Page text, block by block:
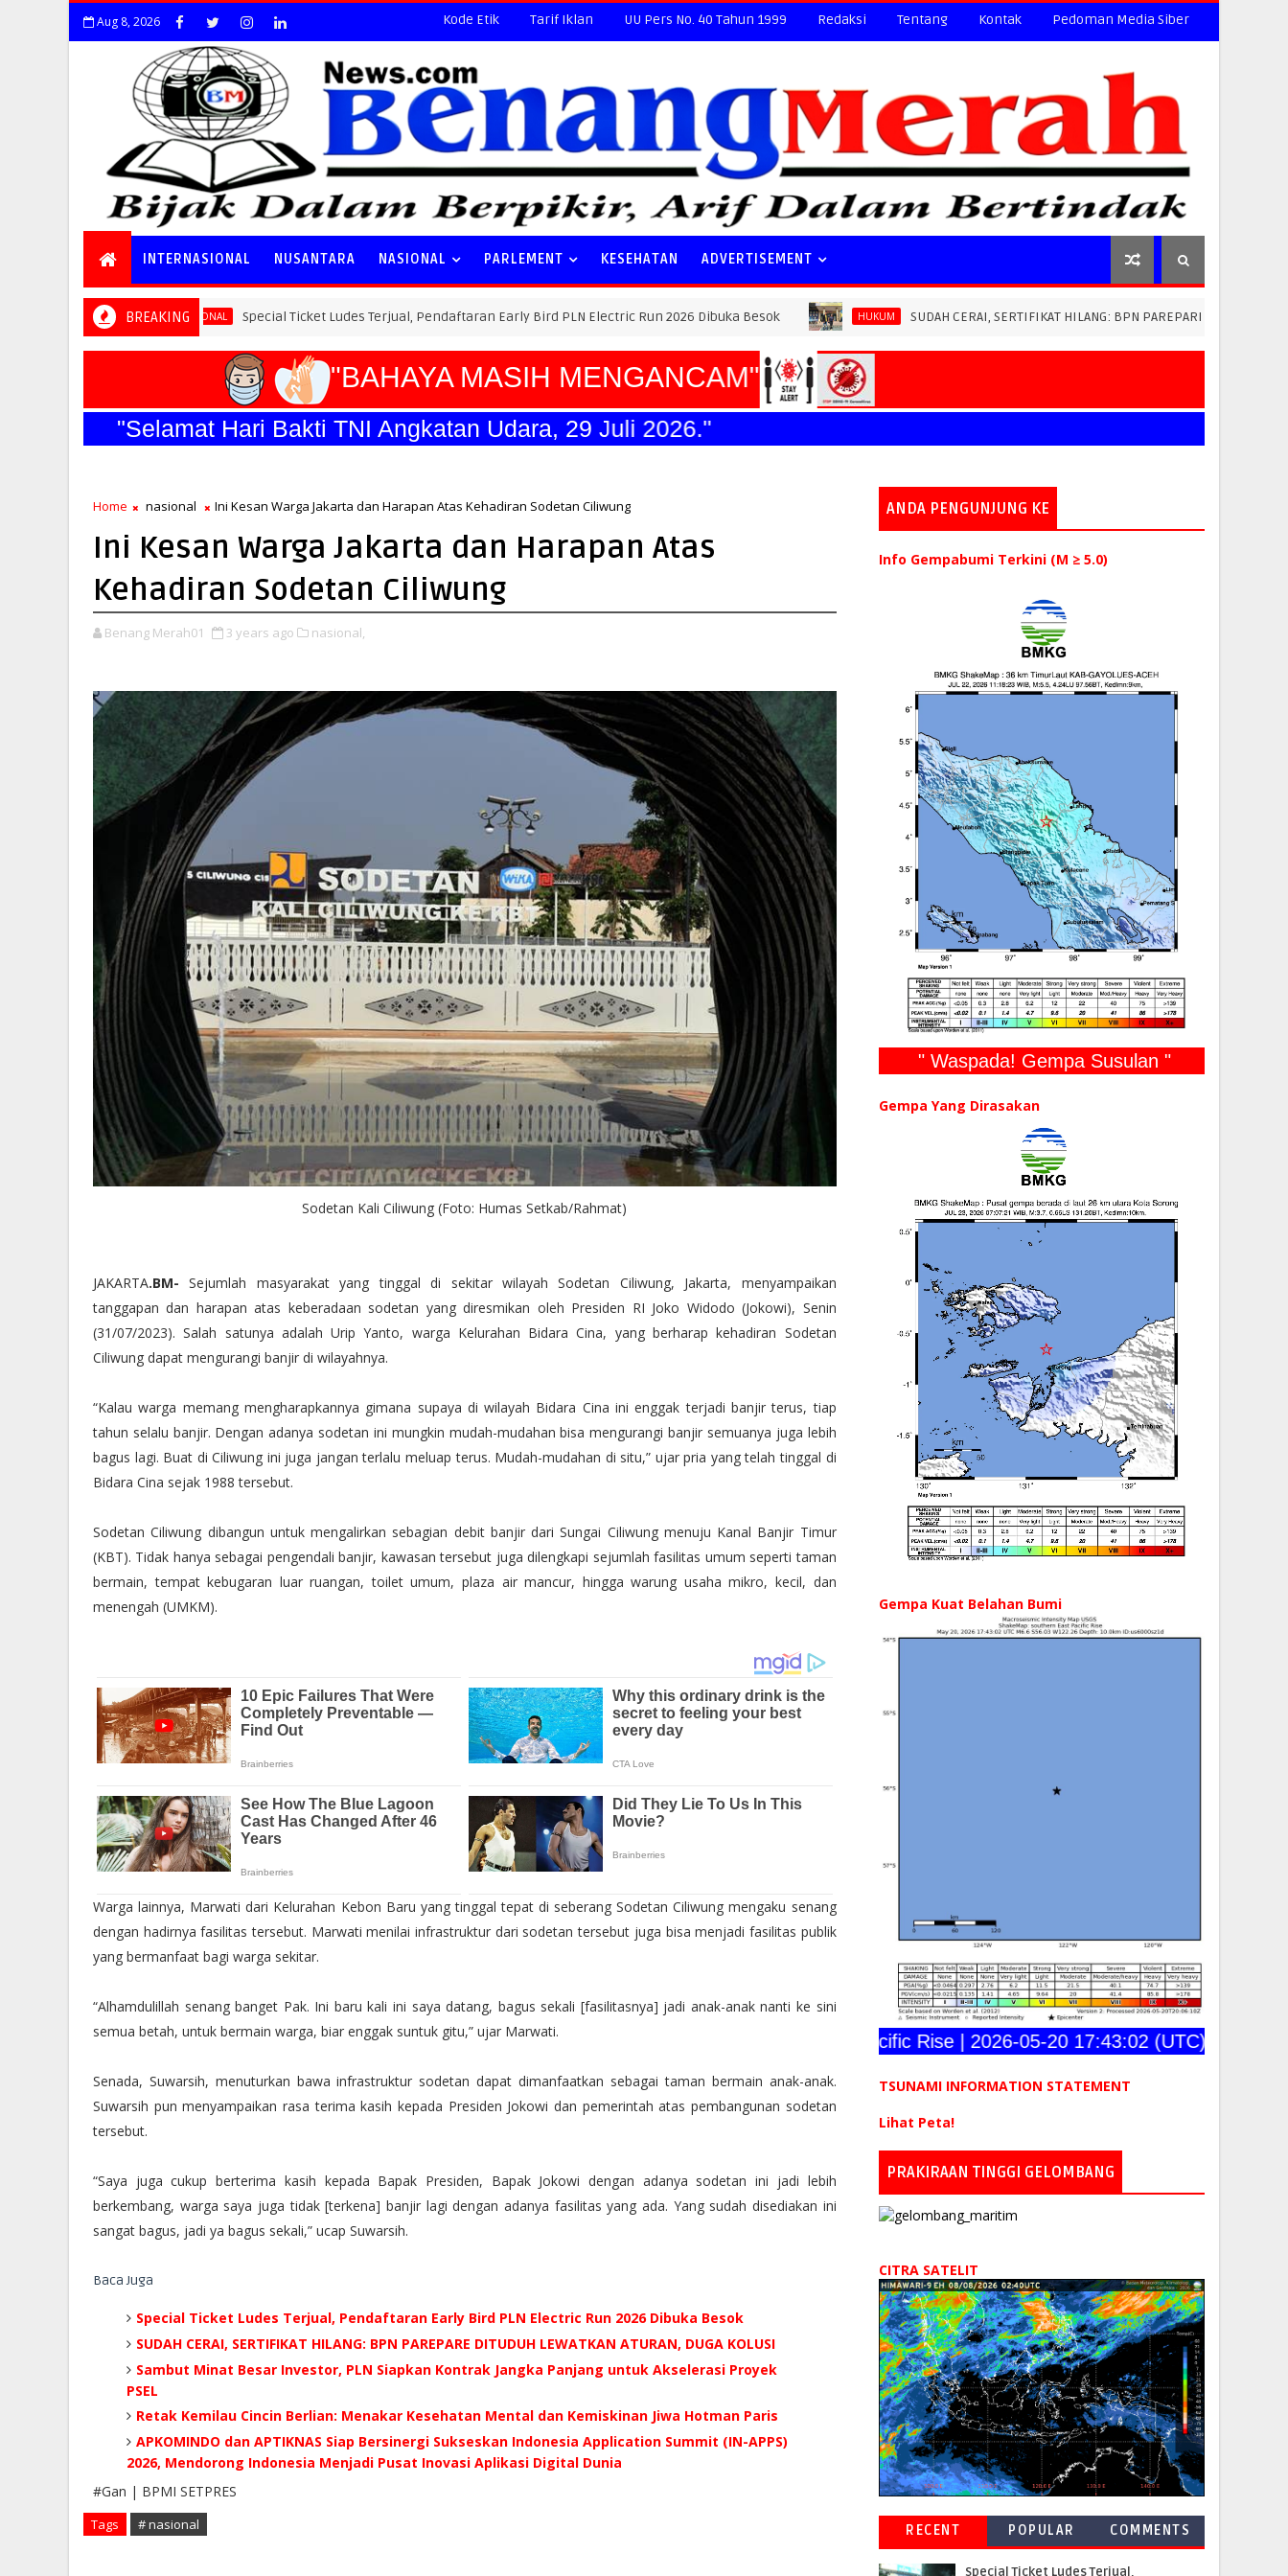
Aug 8, 2026 Kode Etik Tarif Iklan UU Pers No. 40 Tahun 1999 Redaksi Tentang Kontak Pedoman Media Siber
INTERNASIONAL NUSANTARA NASIONAL PARLEMENT KESEHATAN ADVERTISEMENT
BREAKING
NASIONAL Special Ticket Ludes Terjual, Pendaftaran Early Bird PLN Electric Run 2026 Dibuka Besok HUKUM SUDAH CERAI, SERTIFIKAT HILANG: BPN PAREPARE DITUDUH LEWATKAN ATURAN,
"BAHAYA MASIH MENGANCAM"
"Selamat Hari Bakti TNI Angkatan Udara, 29 Juli 2026."
Home nasional Ini Kesan Warga Jakarta dan Harapan Atas Kehadiran Sodetan Ciliwung
Ini Kesan Warga Jakarta dan Harapan Atas
Kehadiran Sodetan Ciliwung
Benang Merah01 3 years ago nasional,
Sodetan Kali Ciliwung (Foto: Humas Setkab/Rahmat)
JAKARTA.BM- Sejumlah masyarakat yang tinggal di sekitar wilayah Sodetan Ciliwung, Jakarta, menyampaikan
tanggapan dan harapan atas keberadaan sodetan yang diresmikan oleh Presiden RI Joko Widodo (Jokowi), Senin
(31/07/2023). Salah satunya adalah Urip Yanto, warga Kelurahan Bidara Cina, yang berharap kehadiran Sodetan
Ciliwung dapat mengurangi banjir di wilayahnya.
“Kalau warga memang mengharapkannya gimana supaya di wilayah Bidara Cina ini enggak terjadi banjir terus, tiap
tahun selalu banjir. Dengan adanya sodetan ini mungkin mudah-mudahan bisa mengurangi banjir semuanya juga lebih
bagus lagi. Buat di Ciliwung ini juga jangan terlalu meluap terus. Mudah-mudahan di situ,” ujar pria yang telah tinggal di
Bidara Cina sejak 1988 tersebut.
Sodetan Ciliwung dibangun untuk mengalirkan sebagian debit banjir dari Sungai Ciliwung menuju Kanal Banjir Timur
(KBT). Tidak hanya sebagai pengendali banjir, kawasan tersebut juga dilengkapi sejumlah fasilitas umum seperti taman
bermain, tempat kebugaran luar ruangan, toilet umum, plaza air mancur, hingga warung usaha mikro, kecil, dan
menengah (UMKM).
Warga lainnya, Marwati dari Kelurahan Kebon Baru yang tinggal tepat di seberang Sodetan Ciliwung mengaku senang
dengan hadirnya fasilitas tersebut. Marwati menilai infrastruktur dari sodetan tersebut juga bisa menjadi fasilitas publik
yang bermanfaat bagi warga sekitar.
“Alhamdulillah senang banget Pak. Ini baru kali ini saya datang, bagus sekali [fasilitasnya] jadi anak-anak nanti ke sini
semua betah, untuk bermain warga, biar enggak suntuk gitu,” ujar Marwati.
Senada, Suwarsih, menuturkan bawa infrastruktur sodetan dapat dimanfaatkan sebagai taman bermain anak-anak.
Suwarsih pun menyampaikan rasa terima kasih kepada Presiden Jokowi dan pemerintah atas pembangunan sodetan
tersebut.
“Saya juga cukup berterima kasih kepada Bapak Presiden, Bapak Jokowi dengan adanya sodetan ini jadi lebih
berkembang, warga saya juga tidak [terkena] banjir lagi dengan adanya fasilitas yang ada. Yang sudah disediakan ini
sangat bagus, jadi ya bagus sekali,” ucap Suwarsih.
Baca Juga
Special Ticket Ludes Terjual, Pendaftaran Early Bird PLN Electric Run 2026 Dibuka Besok
SUDAH CERAI, SERTIFIKAT HILANG: BPN PAREPARE DITUDUH LEWATKAN ATURAN, DUGA KOLUSI
Sambut Minat Besar Investor, PLN Siapkan Kontrak Jangka Panjang untuk Akselerasi Proyek
PSEL
Retak Kemilau Cincin Berlian: Menakar Kesehatan Mental dan Kemiskinan Jiwa Hotman Paris
APKOMINDO dan APTIKNAS Siap Bersinergi Sukseskan Indonesia Application Summit (IN-APPS)
2026, Mendorong Indonesia Menjadi Pusat Inovasi Aplikasi Digital Dunia
#Gan | BPMI SETPRES
Tags # nasional
ANDA PENGUNJUNG KE
Info Gempabumi Terkini (M ≥ 5.0)
" Waspada! Gempa Susulan "
Gempa Yang Dirasakan
Gempa Kuat Belahan Bumi
"M 6.6 | southern East Pacific Rise | 2026-05-20 17:43:02 (UTC) | 56.030°S
TSUNAMI INFORMATION STATEMENT
Lihat Peta!
PRAKIRAAN TINGGI GELOMBANG
CITRA SATELIT
RECENT POPULAR COMMENTS
Special Ticket Ludes Terjual,